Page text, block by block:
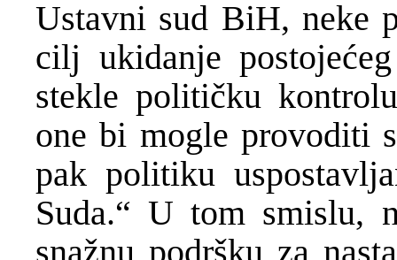
Ustavni sud BiH, neke
cilj ukidanje
stekle političku
one bi mogle provoditi
pak politiku
Suda.“ U tom smislu,
snažnu podršku za